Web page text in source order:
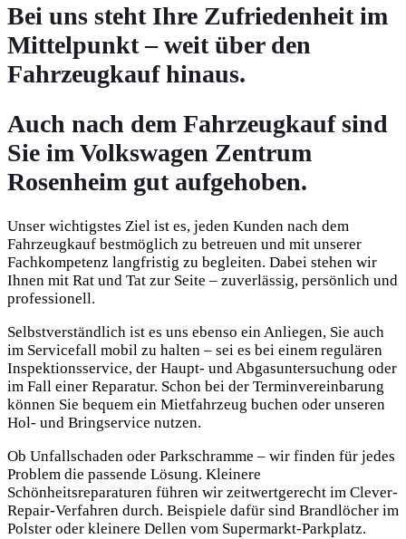
Bei uns steht Ihre Zufriedenheit im
Mittelpunkt – weit über den
Fahrzeugkauf hinaus.
Auch nach dem Fahrzeugkauf sind
Sie im Volkswagen Zentrum
Rosenheim gut aufgehoben.
Unser wichtigstes Ziel ist es, jeden Kunden nach dem
Fahrzeugkauf bestmöglich zu betreuen und mit unserer
Fachkompetenz langfristig zu begleiten. Dabei stehen wir
Ihnen mit Rat und Tat zur Seite – zuverlässig, persönlich und
professionell.
Selbstverständlich ist es uns ebenso ein Anliegen, Sie auch
im Servicefall mobil zu halten – sei es bei einem regulären
Inspektionsservice, der Haupt- und Abgasuntersuchung oder
im Fall einer Reparatur. Schon bei der Terminvereinbarung
können Sie bequem ein Mietfahrzeug buchen oder unseren
Hol- und Bringservice nutzen.
Ob Unfallschaden oder Parkschramme – wir finden für jedes
Problem die passende Lösung. Kleinere
Schönheitsreparaturen führen wir zeitwertgerecht im Clever-
Repair-Verfahren durch. Beispiele dafür sind Brandlöcher im
Polster oder kleinere Dellen vom Supermarkt-Parkplatz.